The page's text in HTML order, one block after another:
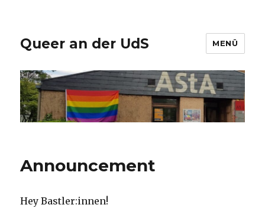
Queer an der UdS MENÜ
Announcement
Hey Bastler:innen!